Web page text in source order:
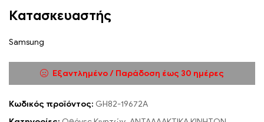
Κατασκευαστής
Samsung
Εξαντλημένο / Παράδοση έως 30 ημέρες
Κωδικός προϊόντος: GH82-19672A